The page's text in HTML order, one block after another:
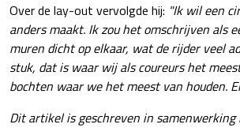
Over de lay-out vervolgde hij: "Ik wil een
anders maakt. Ik zou het omschrijven als
muren dicht op elkaar, wat de rijder veel
stuk, dat is waar wij als coureurs het
bochten waar we het meest van houden.
Dit artikel is geschreven in samenwerking